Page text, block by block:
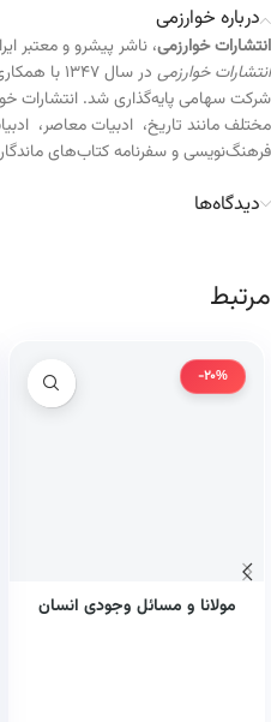
درباره خوارزمی
انتشارات خوارزمی، ناشر پیشرو و معتبر ایرانی است
انتشارات خوارزمی
در سال
شرکت سهامی پایه‌گذاری شد. انتشارات
مختلف مانند تاریخ، ادبیات معاصر،
فرهنگ‌نویسی و سفرنامه کتاب‌های
دیدگاه‌ها
مرتبط
-20%
مولانا و مسائل وجودی انسان